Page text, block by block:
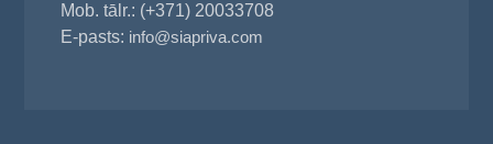
Mob. tālr.: (+371) 20033708
E-pasts: info@siapriva.com